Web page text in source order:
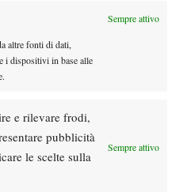
Sempre attivo
altre fonti di dati,
i dispositivi in base alle
e rilevare frodi,
pubblicità
le scelte sulla
Sempre attivo
5)
(7-5)
(5-7)